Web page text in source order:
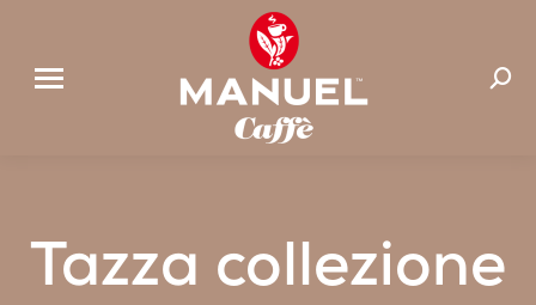
Cerca:
Tazza collezione